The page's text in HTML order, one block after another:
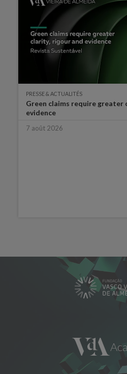
PRESSE & ACTUALITÉS
Green claims require greater
evidence
7 août 2026